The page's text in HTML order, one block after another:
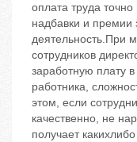
оплата труда точно
надбавки и
деятельность.При
сотрудников
заработную плату в
работника,
этом, если
качественно, не
получает